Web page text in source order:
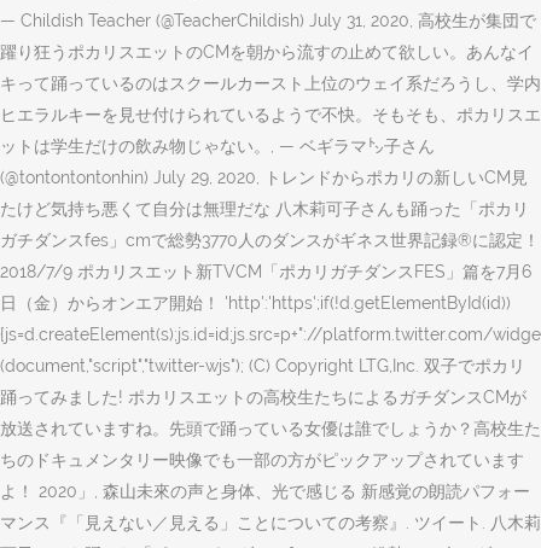
— Childish Teacher (@TeacherChildish) July 31, 2020, 高校生が集団で
躍り狂うポカリスエットのCMを朝から流すの止めて欲しい。あんなイ
キって踊っているのはスクールカースト上位のウェイ系だろうし、学内
ヒエラルキーを見せ付けられているようで不快。そもそも、ポカリスエ
ットは学生だけの飲み物じゃない。, — ベギラマ㌧子さん
(@tontontontonhin) July 29, 2020, トレンドからポカリの新しいCM見
たけど気持ち悪くて自分は無理だな 八木莉可子さんも踊った「ポカリ
ガチダンスfes」cmで総勢3770人のダンスがギネス世界記録®に認定！
2018/7/9 ポカリスエット新TVCM「ポカリガチダンスFES」篇を7月6
日（金）からオンエア開始！ 'http':'https';if(!d.getElementById(id))
{js=d.createElement(s);js.id=id;js.src=p+"://platform.twitter.com/
(document,"script","twitter-wjs"); (C) Copyright LTG,Inc. 双子でポカリ
踊ってみました! ポカリスエットの高校生たちによるガチダンスCMが
放送されていますね。先頭で踊っている女優は誰でしょうか？高校生た
ちのドキュメンタリー映像でも一部の方がピックアップされています
よ！ 2020」, 森山未來の声と身体、光で感じる 新感覚の朗読パフォー
マンス『「見えない／見える」ことについての考察』. ツイート. 八木莉